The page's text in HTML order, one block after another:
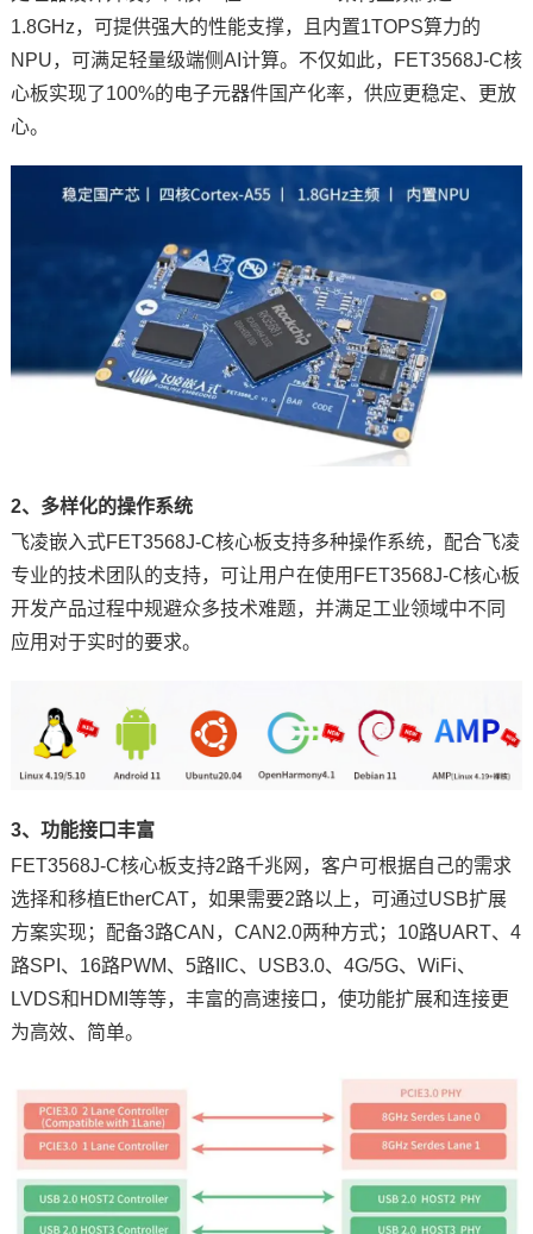
1.8GHz，可提供强大的性能支撑，且内置1TOPS算力的
NPU，可满足轻量级端侧AI计算。不仅如此，FET3568J-C核
心板实现了100%的电子元器件国产化率，供应更稳定、更放
心。
2、多样化的操作系统
飞凌嵌入式FET3568J-C核心板支持多种操作系统，配合飞凌
专业的技术团队的支持，可让用户在使用FET3568J-C核心板
开发产品过程中规避众多技术难题，并满足工业领域中不同
应用对于实时的要求。
3、功能接口丰富
FET3568J-C核心板支持2路千兆网 ，客户可根据自己的需求
选择和移植EtherCAT，如果需要2路以上，可通过USB扩展
方案实现；配备3路CAN，CAN2.0两种方式；10路UART、4
路SPI 、16路PWM、5路IIC、USB3.0、4G/5G、WiFi、
LVDS和HDMI等等，丰富的高速接口，使功能扩展和连接更
为高效、简单。